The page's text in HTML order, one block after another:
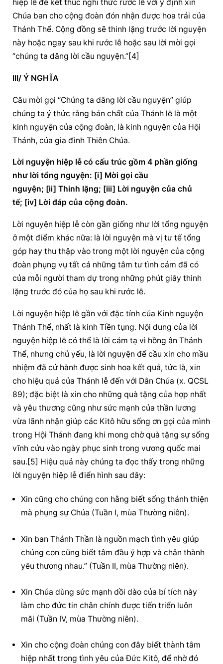
hiệp lễ để kết thúc nghi thức rước lễ với ý định xin
Chúa ban cho cộng đoàn đón nhận được hoa trái của
Thánh Thể. Cộng đồng sẽ thinh lặng trước lời nguyện
này hoặc ngay sau khi rước lễ hoặc sau lời mời gọi
“chúng ta dâng lời cầu nguyện.”[4]
III/ Ý NGHĨA
Câu mời gọi “Chúng ta dâng lời cầu nguyện” giúp
chúng ta ý thức rằng bản chất của Thánh lễ là một
kinh nguyện của cộng đoàn, là kinh nguyện của Hội
Thánh, của gia đình Thiên Chúa.
Lời nguyện hiệp lễ có cấu trúc gồm 4 phần giống
như lời tổng nguyện: [i] Mời gọi cầu
nguyện; [ii] Thinh lặng; [iii] Lời nguyện của chủ
tế; [iv] Lời đáp của cộng đoàn.
Lời nguyện hiệp lễ còn gần giống như lời tổng nguyện
ở một điểm khác nữa: là lời nguyện mà vị tư tế tổng
góp hay thu thập vào trong một lời nguyện của cộng
đoàn phụng vụ tất cả những tâm tư tình cảm đã có
của mỗi người tham dự trong những phút giây thinh
lặng trước đó của họ sau khi rước lễ.
Lời nguyện hiệp lễ gần với đặc tính của Kinh nguyện
Thánh Thể, nhất là kinh Tiền tụng. Nội dung của lời
nguyện hiệp lễ có thể là lời cảm tạ vì hồng ân Thánh
Thể, nhưng chủ yếu, là lời nguyện để cầu xin cho mầu
nhiệm đã cử hành được sinh hoa kết quả, tức là, xin
cho hiệu quả của Thánh lễ đến với Dân Chúa (x. QCSL
89); đặc biệt là xin cho những quà tặng của hợp nhất
và yêu thương cũng như sức mạnh của thần lương
vừa lãnh nhận giúp các Kitô hữu sống ơn gọi của mình
trong Hội Thánh đang khi mong chờ quà tặng sự sống
vĩnh cửu vào ngày phục sinh trong vương quốc mai
sau.[5] Hiệu quả này chúng ta đọc thấy trong những
lời nguyện hiệp lễ điển hình sau đây:
Xin cũng cho chúng con hằng biết sống thánh thiện
mà phụng sự Chúa (Tuần I, mùa Thường niên).
Xin ban Thánh Thần là nguồn mạch tình yêu giúp
chúng con cũng biết tâm đầu ý hợp và chân thành
yêu thương nhau.” (Tuần II, mùa Thường niên).
Xin Chúa dùng sức mạnh dồi dào của bí tích này
làm cho đức tin chân chính được tiến triển luôn
mãi (Tuần IV, mùa Thường niên).
Xin cho cộng đoàn chúng con đây biết thành tâm
hiệp nhất trong tình yêu của Đức Kitô, để nhờ đó